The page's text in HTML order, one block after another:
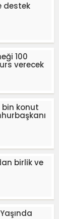
destek
100
verecek
bin konut
birlik ve